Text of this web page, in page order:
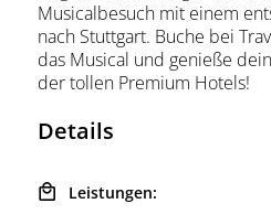
Musicalbesuch mit einem
nach Stuttgart. Buche bei
das Musical und genieße
der tollen Premium Hotels!
Details
Leistungen: